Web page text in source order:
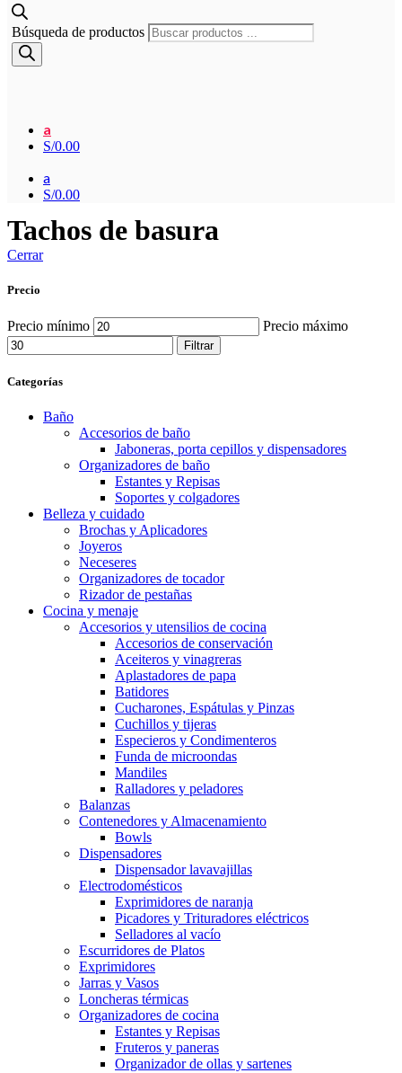
Búsqueda de productos
a
S/0.00
a
S/0.00
Tachos de basura
Cerrar
Precio
Precio mínimo Precio máximo
Filtrar
Categorías
Baño
Accesorios de baño
Jaboneras, porta cepillos y dispensadores
Organizadores de baño
Estantes y Repisas
Soportes y colgadores
Belleza y cuidado
Brochas y Aplicadores
Joyeros
Neceseres
Organizadores de tocador
Rizador de pestañas
Cocina y menaje
Accesorios y utensilios de cocina
Accesorios de conservación
Aceiteros y vinagreras
Aplastadores de papa
Batidores
Cucharones, Espátulas y Pinzas
Cuchillos y tijeras
Especieros y Condimenteros
Funda de microondas
Mandiles
Ralladores y peladores
Balanzas
Contenedores y Almacenamiento
Bowls
Dispensadores
Dispensador lavavajillas
Electrodomésticos
Exprimidores de naranja
Picadores y Trituradores eléctricos
Selladores al vacío
Escurridores de Platos
Exprimidores
Jarras y Vasos
Loncheras térmicas
Organizadores de cocina
Estantes y Repisas
Fruteros y paneras
Organizador de ollas y sartenes